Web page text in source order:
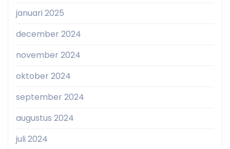
januari 2025
december 2024
november 2024
oktober 2024
september 2024
augustus 2024
juli 2024